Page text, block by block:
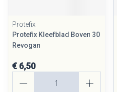
Protefix
Protefix Kleefblad Boven 30
Revogan
€ 6,50